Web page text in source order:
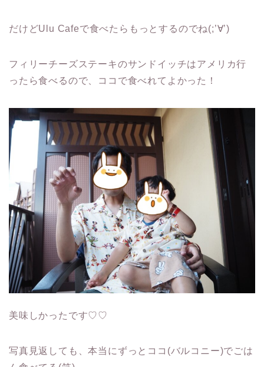
だけどUlu Cafeで食べたらもっとするのでね(;’∀’)
フィリーチーズステーキのサンドイッチはアメリカ行
ったら食べるので、ココで食べれてよかった！
美味しかったです♡♡
写真見返しても、本当にずっとココ(バルコニー)でごは